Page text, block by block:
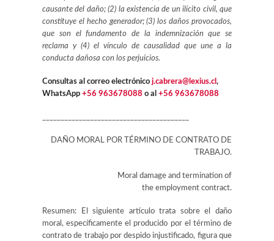
causante del daño; (2) la existencia de un ilícito civil, que
constituye el hecho generador; (3) los daños provocados,
que son el fundamento de la indemnización que se
reclama y (4) el vínculo de causalidad que une a la
conducta dañosa con los perjuicios.
Consultas al correo electrónico j.cabrera@lexius.cl ,
WhatsApp +56 963678088 o al +56 963678088
DAÑO MORAL POR TÉRMINO DE CONTRATO DE
TRABAJO.
Moral damage and termination of
the employment contract.
Resumen: El siguiente artículo trata sobre el daño
moral, específicamente el producido por el término de
contrato de trabajo por despido injustificado, figura que